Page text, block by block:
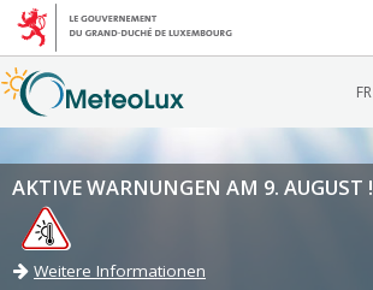
FR
AKTIVE WARNUNGEN AM 9. AUGUST !
Weitere Informationen